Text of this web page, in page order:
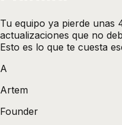
Tu equipo ya pierde unas
actualizaciones que no
Esto es lo que te cuesta
A
Artem
Founder